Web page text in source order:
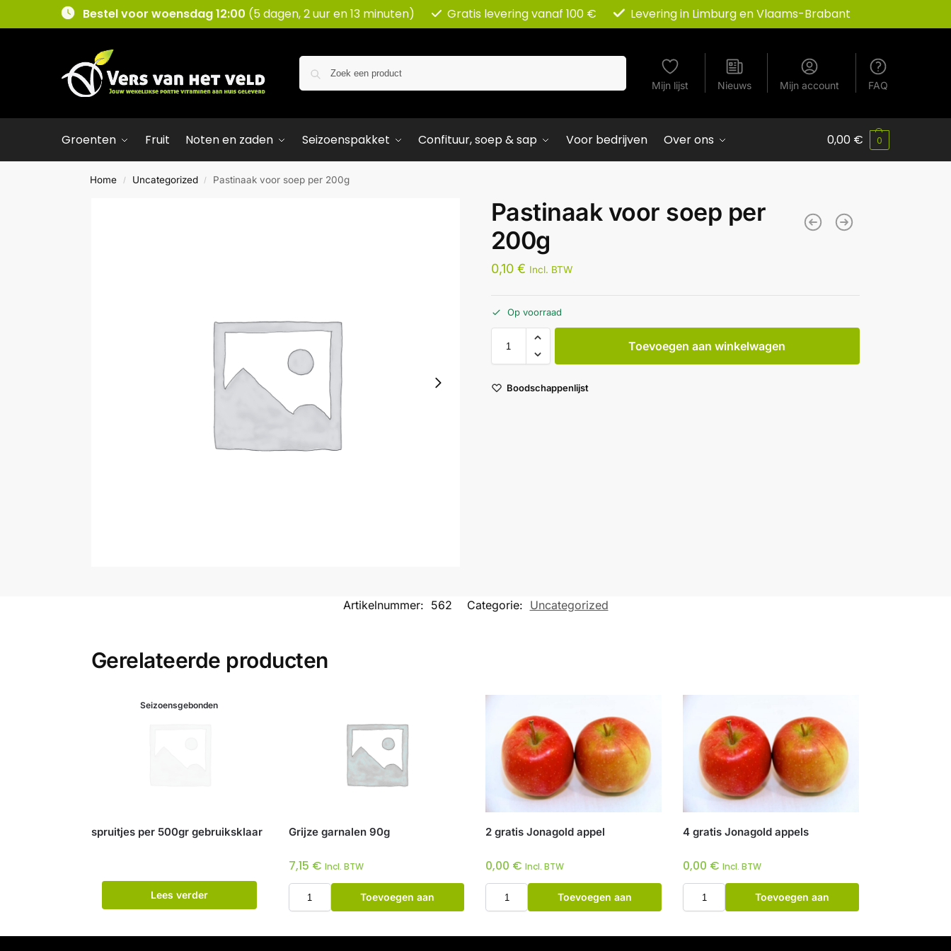
Bestel voor woensdag 12:00 (5 dagen, 2 uur en 13 minuten) Gratis levering vanaf 100 € Levering in Limburg en Vlaams-Brabant
Mijn lijst Nieuws Mijn account FAQ
Groenten Fruit Noten en zaden Seizoenspakket Confituur, soep & sap Voor bedrijven Over ons 0,00 € 0
Home / Uncategorized / Pastinaak voor soep per 200g
Pastinaak voor soep per
200g
0,10 € Incl. BTW
Op voorraad
Toevoegen aan winkelwagen
Boodschappenlijst
Artikelnummer: 562 Categorie: Uncategorized
Gerelateerde producten
Seizoensgebonden
spruitjes per 500gr gebruiksklaar
Lees verder
Grijze garnalen 90g
7,15 € Incl. BTW
Toevoegen aan
2 gratis Jonagold appel
0,00 € Incl. BTW
Toevoegen aan
4 gratis Jonagold appels
0,00 € Incl. BTW
Toevoegen aan